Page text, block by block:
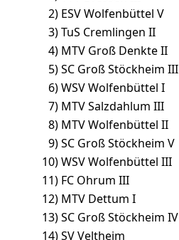
2) ESV Wolfenbüttel V
3)TuS Cremlingen II
4) MTV Groß Denkte II
5)SC Groß Stöckheim III
6)WSV Wolfenbüttel I
7) MTV Salzdahlum III
8) MTV Wolfenbüttel II
9)SC Groß Stöckheim V
10)WSV Wolfenbüttel III
11) FC Ohrum III
12) MTV Dettum I
13)SC Groß Stöckheim IV
14)SV Veltheim